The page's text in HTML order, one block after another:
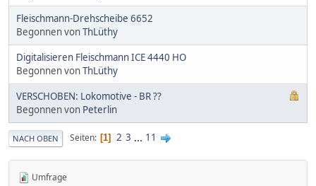
Fleischmann-Drehscheibe 6652
Begonnen vonThLüthy
Digitalisieren Fleischmann ICE 4440 HO
Begonnen vonThLüthy
VERSCHOBEN: Lokomotive - BR ??
Begonnen von Peterlin
NACH OBEN Seiten 1 2 3 ... 11
Umfrage